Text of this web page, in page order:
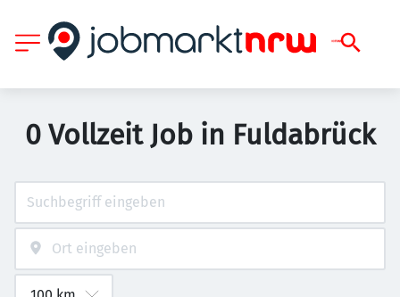
0 Vollzeit Job in Fuldabrück